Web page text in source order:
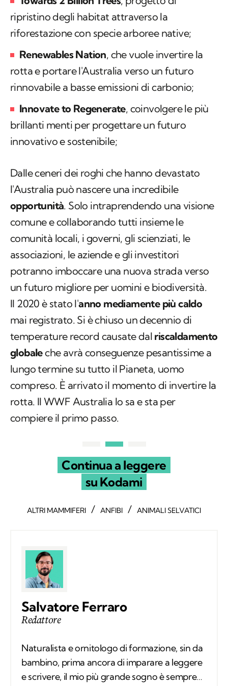
ripristino degli habitat attraverso la
riforestazione con specie arboree native;
Renewables Nation, che vuole invertire la
rotta e portare l'Australia verso un futuro
rinnovabile a basse emissioni di carbonio;
Innovate to Regenerate, coinvolgere le più
brillanti menti per progettare un futuro
innovativo e sostenibile;
Dalle ceneri dei roghi che hanno devastato
l'Australia può nascere una incredibile
opportunità. Solo intraprendendo una visione
comune e collaborando tutti insieme le
comunità locali, i governi, gli scienziati, le
associazioni, le aziende e gli investitori
potranno imboccare una nuova strada verso
un futuro migliore per uomini e biodiversità.
Il 2020 è stato l'anno mediamente più caldo
mai registrato. Si è chiuso un decennio di
temperature record causate dal riscaldamento
globaleche avrà conseguenze pesantissime a
lungo termine su tutto il Pianeta, uomo
compreso. È arrivato il momento di invertire la
rotta. Il WWF Australia lo sa e sta per
compiere il primo passo.
Continua a leggere
su Kodami
ALTRI MAMMIFERI / ANFIBI / ANIMALI SELVATICI
Salvatore Ferraro
Redattore
Naturalista e ornitologo di formazione, sin da
bambino, prima ancora di imparare a leggere
e scrivere, il mio più grande sogno è sempre